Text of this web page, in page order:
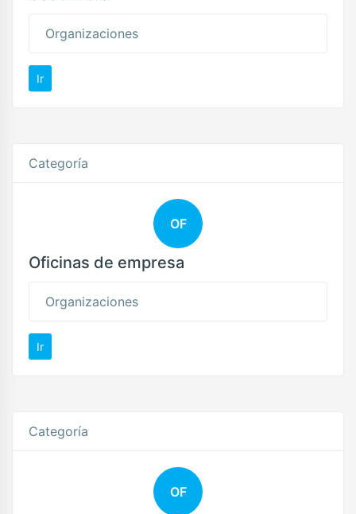
Organizaciones
Ir
Categoría
OF
Oficinas de empresa
Organizaciones
Ir
Categoría
OF